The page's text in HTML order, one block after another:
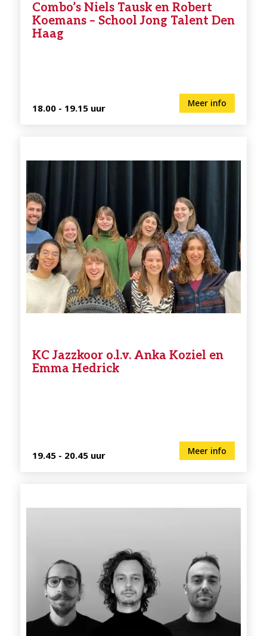
Combo’s Niels Tausk en Robert
Koemans – School Jong Talent Den
Haag
Meer info
18.00 - 19.15 uur
KC Jazzkoor o.l.v. Anka Koziel en
Emma Hedrick
Meer info
19.45 - 20.45 uur